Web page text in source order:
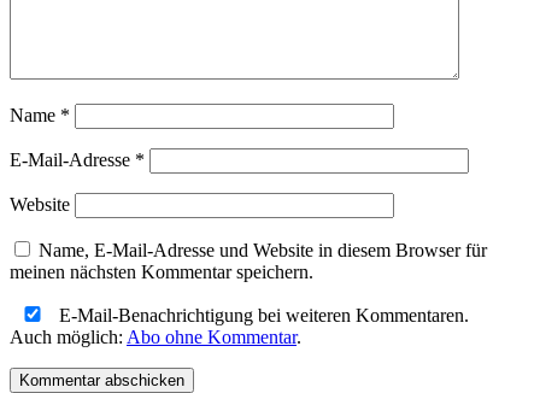
Name *
E-Mail-Adresse *
Website
Name, E-Mail-Adresse und Website in diesem Browser für
meinen nächsten Kommentar speichern.
E-Mail-Benachrichtigung bei weiteren Kommentaren.
Auch möglich: Abo ohne Kommentar.